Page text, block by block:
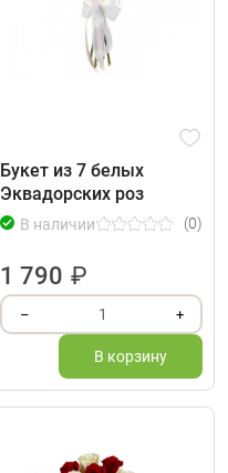
Букет из 7 белых
Эквадорских роз
В наличии (0)
1 790 ₽
– 1 +
В корзину